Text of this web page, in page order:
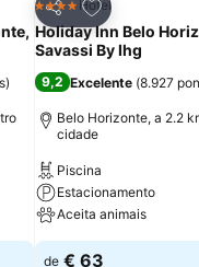
)
Partilhar
Adicionar aos
4 EstrelasHotel
Holiday Inn Belo
Savassi By Ihg
9,2 Excelente (8.927
Belo Horizonte, a 2.2
cidade
Piscina
Estacionamento
Aceita animais
de € 63